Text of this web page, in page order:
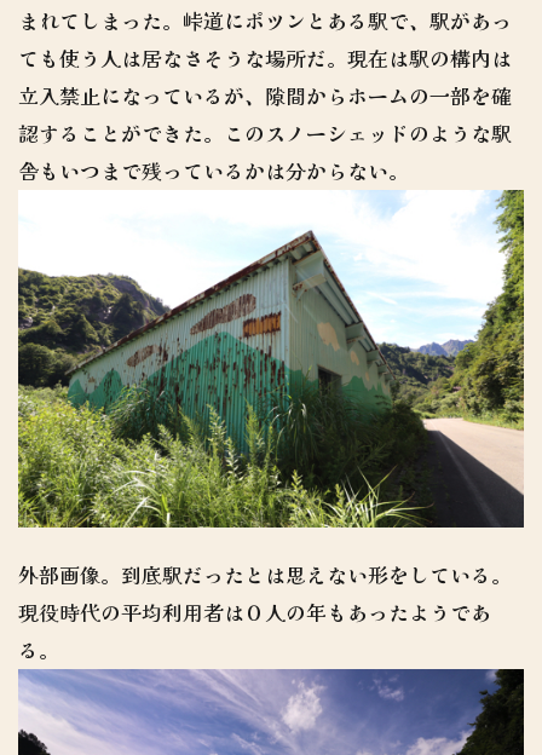
まれてしまった。峠道にポツンとある駅で、駅があっ
ても使う人は居なさそうな場所だ。現在は駅の構内は
立入禁止になっているが、隙間からホームの一部を確
認することができた。このスノーシェッドのような駅
舎もいつまで残っているかは分からない。
外部画像。到底駅だったとは思えない形をしている。
現役時代の平均利用者は０人の年もあったようであ
る。